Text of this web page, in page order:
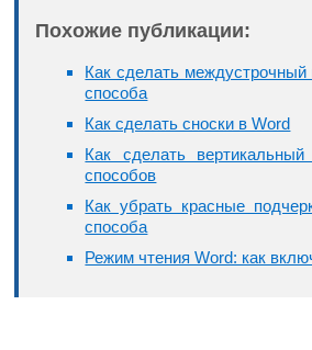
Похожие публикации:
Как сделать
способа
Как сделать сноски в Word
Как сделать
способов
Как убрать красные
способа
Режим чтения Word: как